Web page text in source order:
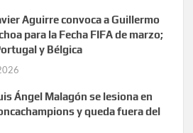
Aguirre convoca a Guillermo
para la Fecha FIFA de marzo;
y Bélgica
Ángel Malagón se lesiona en
y queda fuera del